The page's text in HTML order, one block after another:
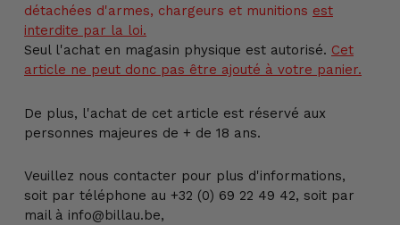
détachées d'armes, chargeurs et munitions est
interdite par la loi.
Seul l'achat en magasin physique est autorisé. Cet
article ne peut donc pas être ajouté à votre panier.
De plus, l'achat de cet article est réservé aux
personnes majeures de + de 18 ans.
Veuillez nous contacter pour plus d'informations,
soit par téléphone au +32 (0) 69 22 49 42, soit par
mail à info@billau.be,